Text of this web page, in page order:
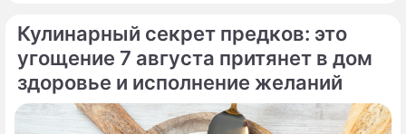
"Невероятная беда": Маковецкий об
ужасных последствиях коронавируса
Маковецкий о скандале вокруг сериала
"Зулейха открывает глаза": Чувства
экстренным предупреждением для всех, кто
привык легкомысленно относиться к своим
сбережениям.
Кулинарный секрет предков: это
угощение 7 августа притянет в дом
здоровье и исполнение желаний